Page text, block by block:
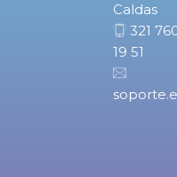
Caldas
321
19 51